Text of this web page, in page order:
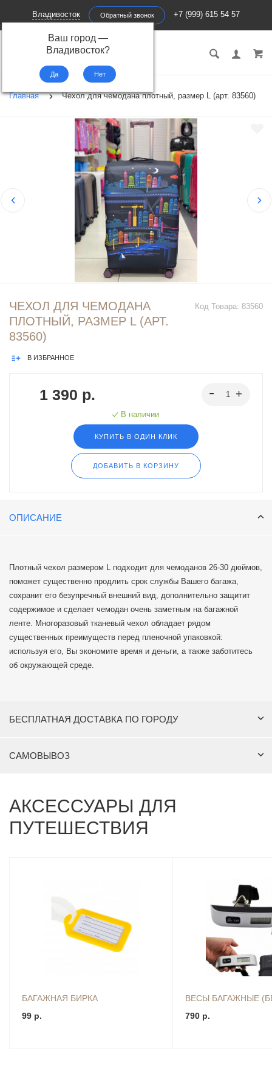
Владивосток
Ваш город —
Владивосток?
Обратный звонок +7 (999) 615 54 57
ПЕРВЫЙ
ЧЕМОДАН
Главная Чехол для чемодана плотный, размер L (арт. 83560)
Код Товара: 83560
ЧЕХОЛ ДЛЯ ЧЕМОДАНА
ПЛОТНЫЙ, РАЗМЕР L (АРТ.
83560)
В ИЗБРАННОЕ
1 390 р.
В наличии
КУПИТЬ В ОДИН КЛИК
ДОБАВИТЬ В КОРЗИНУ
ОПИСАНИЕ
Плотный чехол размером L подходит для чемоданов 26-30 дюймов,
поможет существенно продлить срок службы Вашего багажа,
сохранит его безупречный внешний вид, дополнительно защитит
содержимое и сделает чемодан очень заметным на багажной
ленте. Многоразовый тканевый чехол обладает рядом
существенных преимуществ перед пленочной упаковкой:
используя его, Вы экономите время и деньги, а также заботитесь
об окружающей среде.
БЕСПЛАТНАЯ ДОСТАВКА ПО ГОРОДУ
САМОВЫВОЗ
АКСЕССУАРЫ ДЛЯ
ПУТЕШЕСТВИЯ
БАГАЖНАЯ БИРКА
99 р.
ВЕСЫ БАГАЖНЫЕ
790 р.